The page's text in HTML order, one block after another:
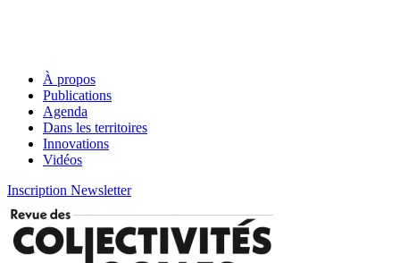
À propos
Publications
Agenda
Dans les territoires
Innovations
Vidéos
Inscription Newsletter